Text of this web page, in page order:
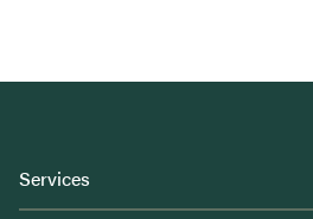
Services